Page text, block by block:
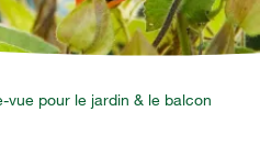
vue pour le jardin & le balcon